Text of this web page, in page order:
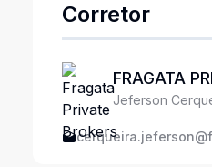
Corretor
FRAGATA
Jeferson